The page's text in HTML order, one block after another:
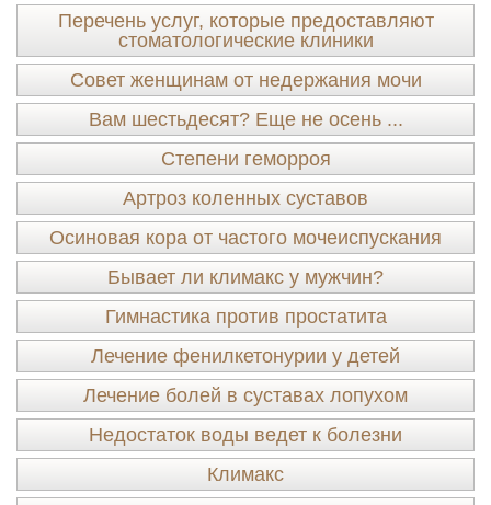
Перечень услуг, которые предоставляют
стоматологические клиники
Совет женщинам от недержания мочи
Вам шестьдесят? Еще не осень ...
Степени геморроя
Артроз коленных суставов
Осиновая кора от частого мочеиспускания
Бывает ли климакс у мужчин?
Гимнастика против простатита
Лечение фенилкетонурии у детей
Лечение болей в суставах лопухом
Недостаток воды ведет к болезни
Климакс